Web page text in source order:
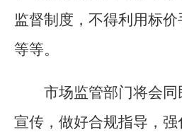
监督制度，不得利用标
等等。
市场监管部门将会
宣传，做好合规指导，